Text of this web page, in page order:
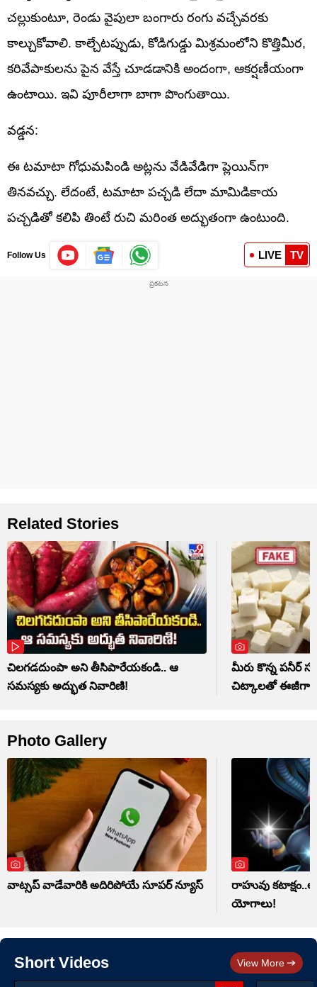
చల్లుకుంటూ, రెండు వైపులా బంగారు రంగు వచ్చేవరకు
కాల్చుకోవాలి. కాల్చేటప్పుడు, కోడిగుడ్డు మిశ్రమంలోని కొత్తిమీర,
కరివేపాకులను పైన వేస్తే చూడడానికి అందంగా, ఆకర్షణీయంగా
ఉంటాయి. ఇవి పూరీలాగా బాగా పొంగుతాయి.
వడ్డన:
ఈ టమాటా గోధుమపిండి అట్లను వేడివేడిగా ప్లెయిన్‌గా
తినవచ్చు. లేదంటే, టమాటా పచ్చడి లేదా మామిడికాయ
పచ్చడితో కలిపి తింటే రుచి మరింత అద్భుతంగా ఉంటుంది.
Follow Us LIVE TV
Related Stories
చిలగడదుంపా అని తీసిపారేయకండి.. ఆ
సమస్యకు అద్భుత నివారిణి!
మీరు కొన్న పనీర్
చిట్కాలతో ఈజీగా
Photo Gallery
వాట్సప్‌ వాడేవారికి అదిరిపోయే సూపర్ న్యూస్
రాహువు
యోగాలు!
Short Videos View More